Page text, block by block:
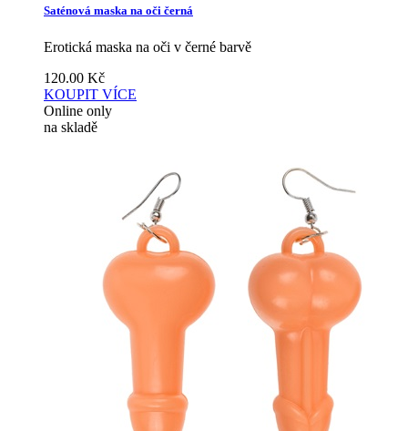
Saténová maska na oči černá
Erotická maska na oči v černé barvě
120.00 Kč
KOUPIT VÍCE
Online only
na skladě